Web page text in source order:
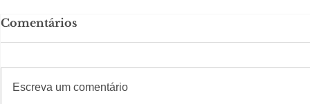
Comentários
Escreva um comentário
#Sugestões